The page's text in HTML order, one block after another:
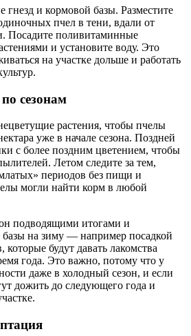
гнезд и кормовой базы. Разместите
пчел в тени, вдали от
Посадите поливитаминные
и установите воду. Это
на участке дольше и работать
сезонам
растения, чтобы пчелы
уже в начале сезона. Поздней
с более поздним цветением, чтобы
Летом следите за тем,
периодов без пищи и
могли найти корм в любой
подводящими итогами и
на зиму — например посадкой
будут давать лакомства
года. Это важно, потому что у
даже в холодный сезон, и если
дожить до следующего года и